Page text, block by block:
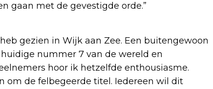
gaan met de gevestigde orde.”
gezien in Wijk aan Zee. Een buitengewoon
nummer 7 van de wereld en
hoor ik hetzelfde enthousiasme.
om de felbegeerde titel. Iedereen wil dit